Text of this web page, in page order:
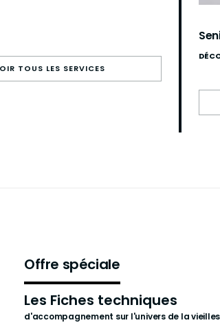
TOUS LES SERVICES
Offre spéciale
Les Fiches techniques
d'accompagnement sur l'univers de la